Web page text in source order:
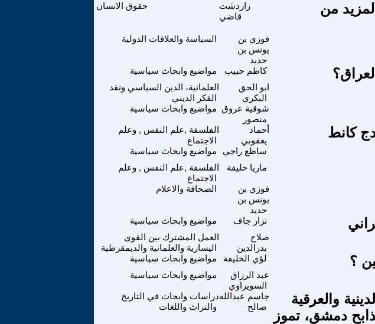
حقوق الانسان
زاردشت
قاضي
من
السياسة والعلاقات الدولية
فوزي بن
يونس بن
حديد
مواضيع وابحاث سياسية كاظم حبيب
العلمانية، الدين السياسي ونقد
الفكر الديني
ابو الحق
البكري
مواضيع وابحاث سياسية شوقية عروق
منصور
الفلسفة ,علم النفس , وعلم
الاجتماع
أحماد
يعقوبي
كانط
مواضيع وابحاث سياسية ساطع راجي
الفلسفة ,علم النفس , وعلم
الاجتماع
ماريا خليفة
الصحافة والاعلام
فوزي بن
يونس بن
حديد
مواضيع وابحاث سياسية نزار جاف
العمل المشترك بين القوى
اليسارية والعلمانية والديمقرطية
صلاح
بدرالدين
مواضيع وابحاث سياسية لؤي الخليفة ؟
مواضيع وابحاث سياسية
عبد الرزاق
السويراوي
دراسات وابحاث في التاريخ
والتراث واللغات
جاسم عبدالله
صالح
والعرقية
دمشق، تموز